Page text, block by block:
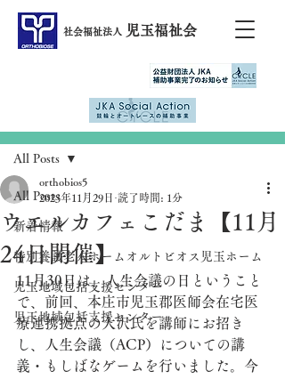
社会福祉法人 児玉福祉会
All Posts
新着情報
特別養護老人ホームオルトビオス児玉ホーム
児玉地域包括支援センター
児玉地域包括支援センター
All Posts
ウエルカフェこだま【11月
24日開催】
orthobios5
2023年11月29日 読了時間: 1分
11月30日は、人生会議の日ということ
で、前回、本庄市児玉郡医師会在宅医
療連携拠点の大沢氏を講師にお招き
し、人生会議（ACP）についての講
義・もしばなゲームを行いました。今